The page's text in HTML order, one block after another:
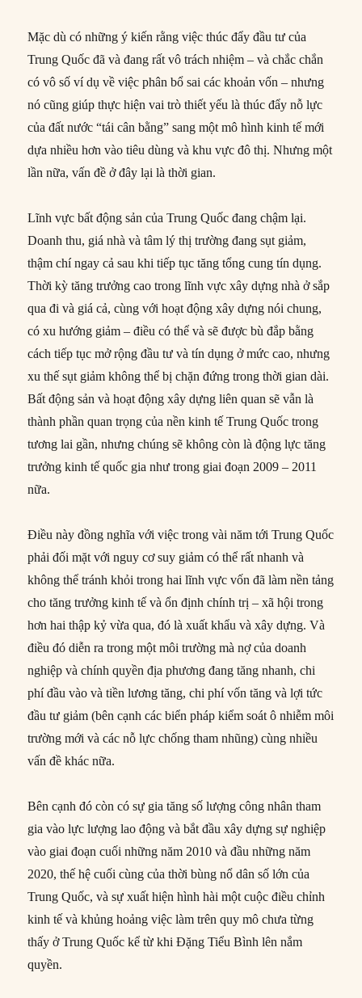
Mặc dù có những ý kiến rằng việc thúc đẩy đầu tư của
Trung Quốc đã và đang rất vô trách nhiệm – và chắc chắn
có vô số ví dụ về việc phân bổ sai các khoản vốn – nhưng
nó cũng giúp thực hiện vai trò thiết yếu là thúc đẩy nỗ lực
của đất nước “tái cân bằng” sang một mô hình kinh tế mới
dựa nhiều hơn vào tiêu dùng và khu vực đô thị. Nhưng một
lần nữa, vấn đề ở đây lại là thời gian.
Lĩnh vực bất động sản của Trung Quốc đang chậm lại.
Doanh thu, giá nhà và tâm lý thị trường đang sụt giảm,
thậm chí ngay cả sau khi tiếp tục tăng tổng cung tín dụng.
Thời kỳ tăng trưởng cao trong lĩnh vực xây dựng nhà ở sắp
qua đi và giá cả, cùng với hoạt động xây dựng nói chung,
có xu hướng giảm – điều có thể và sẽ được bù đắp bằng
cách tiếp tục mở rộng đầu tư và tín dụng ở mức cao, nhưng
xu thế sụt giảm không thể bị chặn đứng trong thời gian dài.
Bất động sản và hoạt động xây dựng liên quan sẽ vẫn là
thành phần quan trọng của nền kinh tế Trung Quốc trong
tương lai gần, nhưng chúng sẽ không còn là động lực tăng
trưởng kinh tế quốc gia như trong giai đoạn 2009 – 2011
nữa.
Điều này đồng nghĩa với việc trong vài năm tới Trung Quốc
phải đối mặt với nguy cơ suy giảm có thể rất nhanh và
không thể tránh khỏi trong hai lĩnh vực vốn đã làm nền tảng
cho tăng trưởng kinh tế và ổn định chính trị – xã hội trong
hơn hai thập kỷ vừa qua, đó là xuất khẩu và xây dựng. Và
điều đó diễn ra trong một môi trường mà nợ của doanh
nghiệp và chính quyền địa phương đang tăng nhanh, chi
phí đầu vào và tiền lương tăng, chi phí vốn tăng và lợi tức
đầu tư giảm (bên cạnh các biển pháp kiểm soát ô nhiễm môi
trường mới và các nỗ lực chống tham nhũng) cùng nhiều
vấn đề khác nữa.
Bên cạnh đó còn có sự gia tăng số lượng công nhân tham
gia vào lực lượng lao động và bắt đầu xây dựng sự nghiệp
vào giai đoạn cuối những năm 2010 và đầu những năm
2020, thế hệ cuối cùng của thời bùng nổ dân số lớn của
Trung Quốc, và sự xuất hiện hình hài một cuộc điều chỉnh
kinh tế và khủng hoảng việc làm trên quy mô chưa từng
thấy ở Trung Quốc kể từ khi Đặng Tiểu Bình lên nắm
quyền.